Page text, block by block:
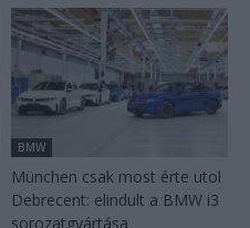
BMW
München csak most érte utol
Debrecent: elindult a BMW i3
sorozatgyártása